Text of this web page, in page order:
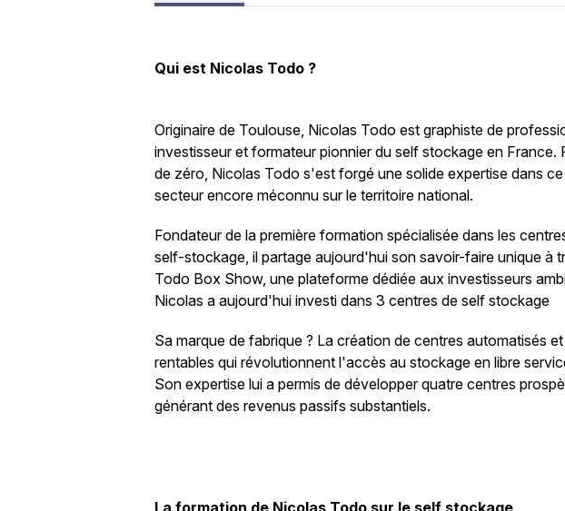
Qui est Nicolas Todo ?
Originaire de Toulouse, Nicolas Todo est graphiste de
investisseur et formateur pionnier du self stockage en France.
de zéro, Nicolas Todo s'est forgé une solide expertise dans ce
secteur encore méconnu sur le territoire national.
Fondateur de la première formation spécialisée dans les
self-stockage, il partage aujourd'hui son savoir-faire unique à
Todo Box Show, une plateforme dédiée aux investisseurs
Nicolas a aujourd'hui investi dans 3 centres de self stockage
Sa marque de fabrique ? La création de centres automatisés
rentables qui révolutionnent l'accès au stockage en libre
Son expertise lui a permis de développer quatre centres
générant des revenus passifs substantiels.
La formation de Nicolas Todo sur le self stockage